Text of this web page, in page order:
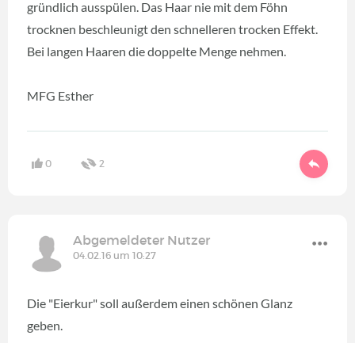
gründlich ausspülen. Das Haar nie mit dem Föhn
trocknen beschleunigt den schnelleren trocken Effekt.
Bei langen Haaren die doppelte Menge nehmen.
MFG Esther
0 2
Abgemeldeter Nutzer
04.02.16 um 10:27
Die "Eierkur" soll außerdem einen schönen Glanz
geben.